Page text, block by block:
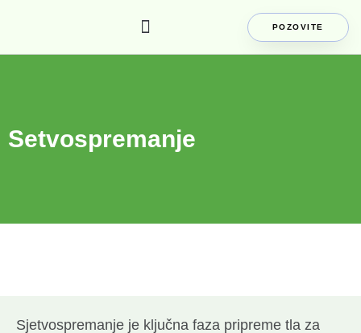
POZOVITE
Setvospremanje
Sjetvospremanje je ključna faza pripreme tla za